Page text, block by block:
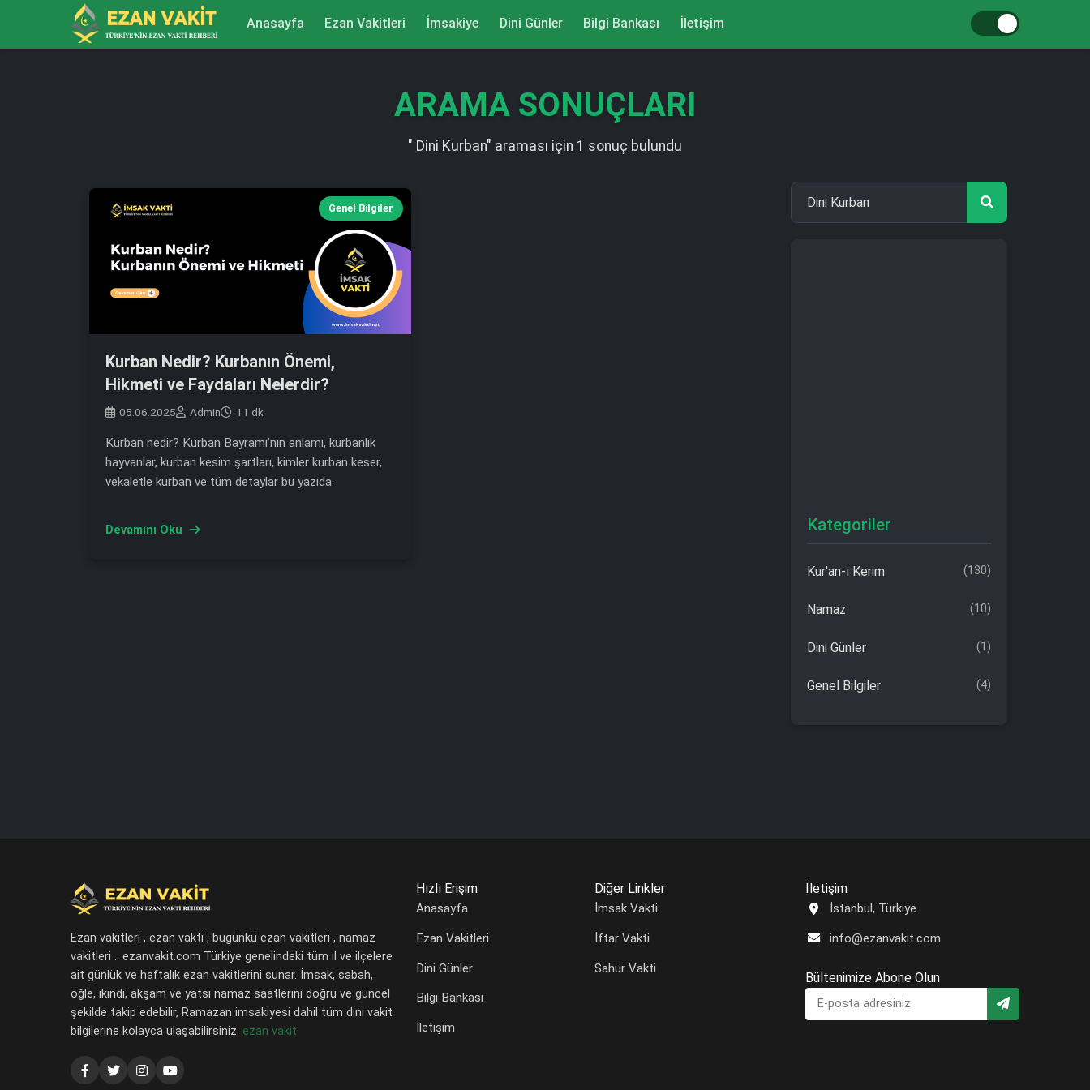
Anasayfa Ezan Vakitleri İmsakiye Dini Günler Bilgi Bankası İletişim
ARAMA SONUÇLARI
" Dini Kurban" araması için 1 sonuç bulundu
Genel Bilgiler
Kurban Nedir? Kurbanın Önemi,
Hikmeti ve Faydaları Nelerdir?
05.06.2025 Admin 11 dk
Kurban nedir? Kurban Bayramı’nın anlamı, kurbanlık
hayvanlar, kurban kesim şartları, kimler kurban keser,
vekaletle kurban ve tüm detaylar bu yazıda.
Devamını Oku Kategoriler
Kur'an-ı Kerim (130)
Namaz (10)
Dini Günler (1)
Genel Bilgiler (4)
Ezan vakitleri , ezan vakti , bugünkü ezan vakitleri , namaz
vakitleri .. ezanvakit.com Türkiye genelindeki tüm il ve ilçelere
ait günlük ve haftalık ezan vakitlerini sunar. İmsak, sabah,
öğle, ikindi, akşam ve yatsı namaz saatlerini doğru ve güncel
şekilde takip edebilir, Ramazan imsakiyesi dahil tüm dini vakit
bilgilerine kolayca ulaşabilirsiniz. ezan vakit
Hızlı Erişim
Anasayfa
Ezan Vakitleri
Dini Günler
Bilgi Bankası
İletişim
Diğer Linkler
İmsak Vakti
İftar Vakti
Sahur Vakti
İletişim
İstanbul, Türkiye
info@ezanvakit.com
Bültenimize Abone Olun